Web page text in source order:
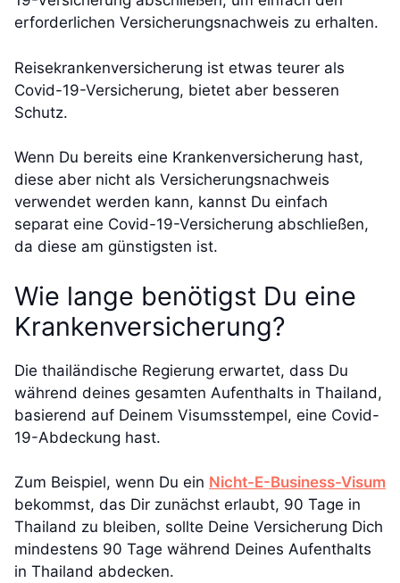
erforderlichen Versicherungsnachweis zu erhalten.
Reisekrankenversicherung ist etwas teurer als
Covid-19-Versicherung, bietet aber besseren
Schutz.
Wenn Du bereits eine Krankenversicherung hast,
diese aber nicht als Versicherungsnachweis
verwendet werden kann, kannst Du einfach
separat eine Covid-19-Versicherung abschließen,
da diese am günstigsten ist.
Wie lange benötigst Du eine
Krankenversicherung?
Die thailändische Regierung erwartet, dass Du
während deines gesamten Aufenthalts in Thailand,
basierend auf Deinem Visumsstempel, eine Covid-
19-Abdeckung hast.
Zum Beispiel, wenn Du ein Nicht-E-Business-Visum
bekommst, das Dir zunächst erlaubt, 90 Tage in
Thailand zu bleiben, sollte Deine Versicherung Dich
mindestens 90 Tage während Deines Aufenthalts
in Thailand abdecken.